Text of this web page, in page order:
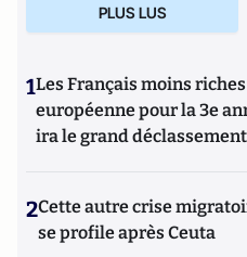
PLUS LUS
1Les Français moins
européenne pour la 3e
ira le grand déclassement
2Cette autre crise
se profile après Ceuta